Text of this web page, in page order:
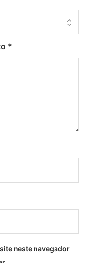
*
neste navegador